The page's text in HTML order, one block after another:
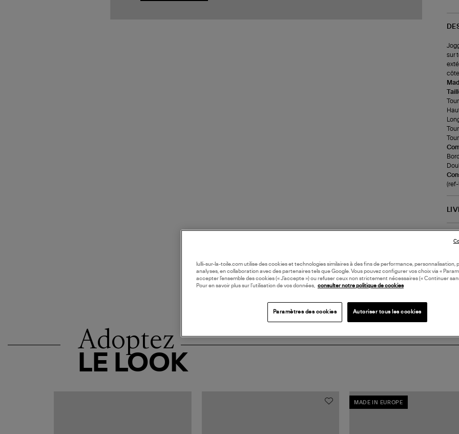
sur
(ref-
Adoptez
LE LOOK
MADE IN EUROPE
lulli-sur-la-toile.com utilise des cookies et technologies similaires à des fins de performance, personnalisation,
analyses, en collaboration avec des partenaires tels que Google. Vous pouvez configurer vos choix via «
accepter l’ensemble des cookies (« J’accepte ») ou refuser ceux non strictement nécessaires (« Continuer
Pour en savoir plus sur l’utilisation de vos données, consulter notre politique de cookies
Paramètres des cookies Autoriser tous les cookies